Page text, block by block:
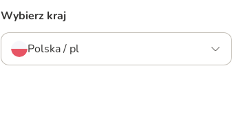
Wybierz kraj
Polska / pl